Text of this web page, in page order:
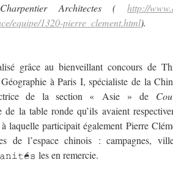
Architectes ( http://
equipe/1320-pierre_clement.html).
grâce au bienveillant concours de
à Paris I, spécialiste de la
de la section « Asie » de
la table ronde qu’ils avaient
laquelle participait également Pierre
de l’espace chinois : campagnes,
les en remercie.